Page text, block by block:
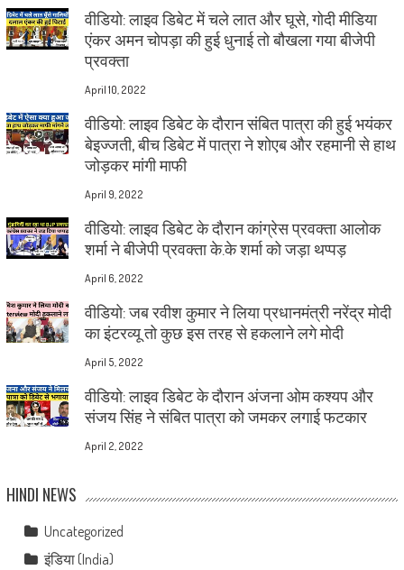
वीडियो: लाइव डिबेट में चले लात और घूसे, गोदी मीडिया
एंकर अमन चोपड़ा की हुई धुनाई तो बौखला गया बीजेपी
प्रवक्ता
April 10, 2022
वीडियो: लाइव डिबेट के दौरान संबित पात्रा की हुई भयंकर
बेइज्जती, बीच डिबेट में पात्रा ने शोएब और रहमानी से हाथ
जोड़कर मांगी माफी
April 9, 2022
वीडियो: लाइव डिबेट के दौरान कांग्रेस प्रवक्ता आलोक
शर्मा ने बीजेपी प्रवक्ता के.के शर्मा को जड़ा थप्पड़
April 6, 2022
वीडियो: जब रवीश कुमार ने लिया प्रधानमंत्री नरेंद्र मोदी
का इंटरव्यू तो कुछ इस तरह से हकलाने लगे मोदी
April 5, 2022
वीडियो: लाइव डिबेट के दौरान अंजना ओम कश्यप और
संजय सिंह ने संबित पात्रा को जमकर लगाई फटकार
April 2, 2022
HINDI NEWS
Uncategorized
इंडिया (India)